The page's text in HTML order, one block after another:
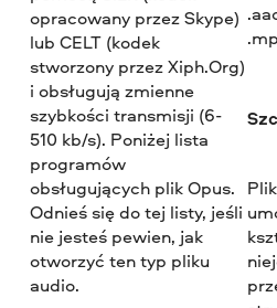
opracowany przez Skype)
lub CELT (kodek
stworzony przez Xiph.Org)
i obsługują zmienne
szybkości transmisji (6-
510 kb/s). Poniżej lista
programów
obsługujących plik Opus.
Odnieś się do tej listy, jeśli
nie jesteś pewien, jak
otworzyć ten typ pliku
audio.